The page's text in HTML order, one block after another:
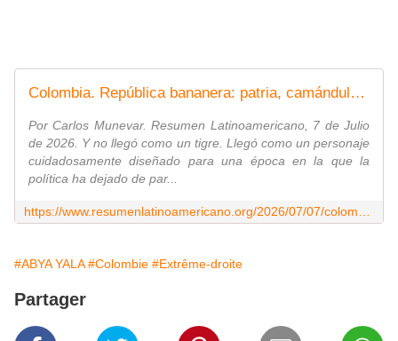
Colombia. República bananera: patria, camándula y marketing - Resumen Latinoamericano
Por Carlos Munevar. Resumen Latinoamericano, 7 de Julio
de 2026. Y no llegó como un tigre. Llegó como un personaje
cuidadosamente diseñado para una época en la que la
política ha dejado de par...
#ABYA YALA #Colombie #Extrême-droite
Partager